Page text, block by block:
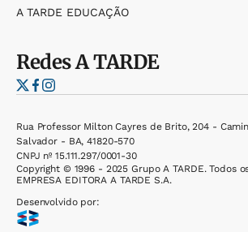
A TARDE EDUCAÇÃO
RedesA TARDE
Rua Professor Milton Cayres de Brito, 204 -
Salvador - BA, 41820-570
CNPJ nº 15.111.297/0001-30
Copyright © 1996 - 2025 Grupo A TARDE. Todos
EMPRESA EDITORA A TARDE S.A.
Desenvolvido por: